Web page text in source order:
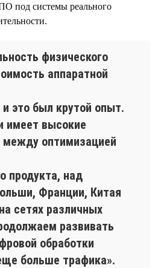
под системы реального
физического
аппаратной
это был крутой опыт.
имеет высокие
между оптимизацией
продукта, над
Франции, Китая
сетях различных
развивать
обработки
больше трафика».